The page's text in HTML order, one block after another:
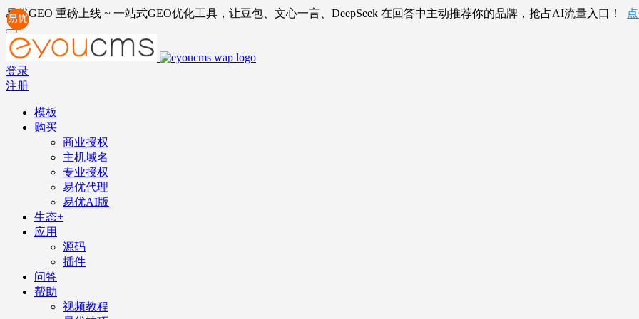
易优GEO 重磅上线 ~ 一站式GEO优化工具，让豆包、文心一言、DeepSeek 在回答中主动推荐你的品牌，抢占AI流量入口！
登录
注册
模板
购买
商业授权
主机域名
专业授权
易优代理
易优AI版
生态+
应用
源码
插件
问答
帮助
视频教程